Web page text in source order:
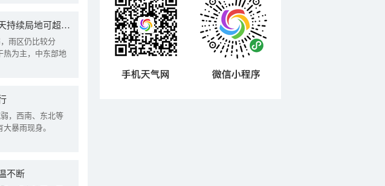
我国降雨强度进一步减弱 中东部大范围桑拿天持续局地可超38℃
雨区仍比较分
热为主，中东部地
，西南、东北等
暴雨现身。
不断